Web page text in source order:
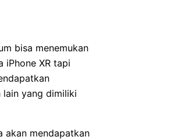
bisa menemukan
iPhone XR tapi
lain yang dimiliki
akan mendapatkan